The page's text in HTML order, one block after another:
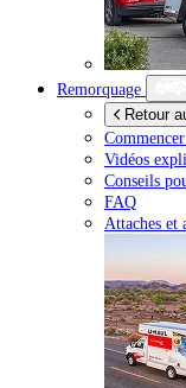
Remorquage
Retour
Vidéos
Conseils
FAQ
Attaches et